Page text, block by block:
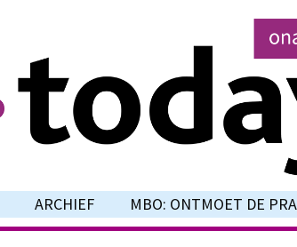
ARCHIEF MBO: ONTMOET DE